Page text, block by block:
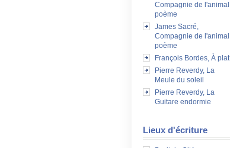
Compagnie de l'animal
poème
James Sacré,
Compagnie de l'animal
poème
François Bordes, À plat
Pierre Reverdy, La
Meule du soleil
Pierre Reverdy, La
Guitare endormie
Lieux d'écriture